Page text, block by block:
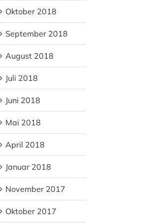
Oktober 2018
September 2018
August 2018
Juli 2018
Juni 2018
Mai 2018
April 2018
Januar 2018
November 2017
Oktober 2017